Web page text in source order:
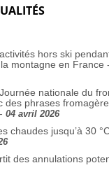
hors ski
montagne en France
nationale du
des phrases
-04 avril 2026
chaudes jusqu’à 30
des annulations